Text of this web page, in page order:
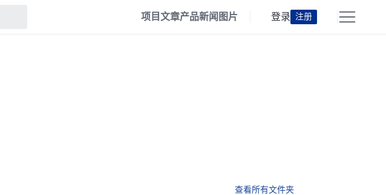
项目文章产品新闻 图片 登录 注册
查看所有文件夹